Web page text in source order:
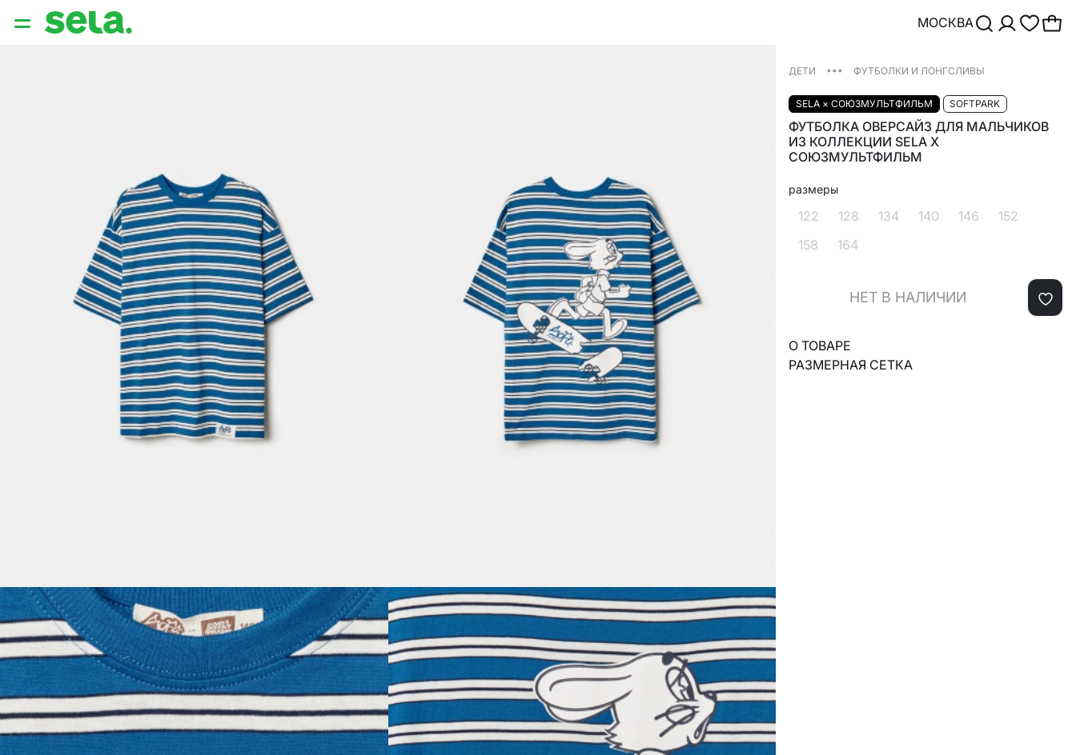
МОСКВА
АРХИТЕКТУРА ОБРАЗА
THE ‘90S. OFFICE
АКСЕССУАРЫ
ПРИМЕРИТЬ ОНЛАЙН
SELA × ЧЕБУРАШКА
БОЛЬШИЕ РАЗМЕРЫ
КЛУБ 12:00
HELLO, ТРОПИКИ
НОВИНКИ
ОДЕЖДА
АКСЕССУАРЫ
SELA × МАЛЕНЬКИЙ ПРИНЦ
ДЕТИ ••• ФУТБОЛКИ И ЛОНГСЛИВЫ
SELA × СОЮЗМУЛЬТФИЛЬМ SOFTPARK
ФУТБОЛКА ОВЕРСАЙЗ ДЛЯ МАЛЬЧИКОВ
ИЗ КОЛЛЕКЦИИ SELA X
СОЮЗМУЛЬТФИЛЬМ
размеры
122 128 134 140 146
152
158
164
НЕТ В НАЛИЧИИ
О ТОВАРЕ
РАЗМЕРНАЯ СЕТКА